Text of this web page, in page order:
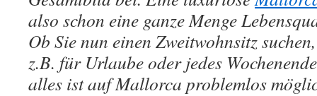
also schon eine ganze Menge
Ob Sie nun einen Zweitwohnsitz
z.B. für Urlaube oder jedes
alles ist auf Mallorca problemlos